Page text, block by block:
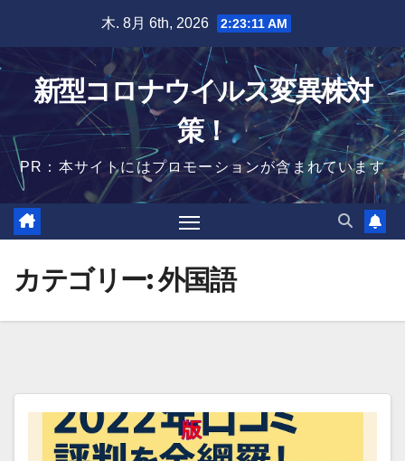
content
木. 8月 6th, 2026 2:23:12 AM
新型コロナウイルス変異株対
策！
PR：本サイトにはプロモーションが含まれています
カテゴリー:外国語